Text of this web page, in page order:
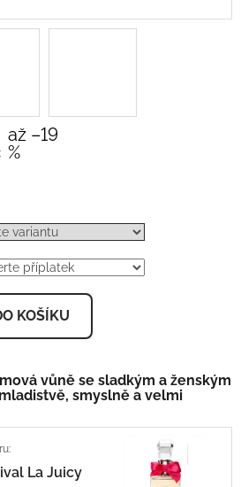
až –19
%
Měrná
cena:
KOŠÍKU
vůně se sladkým a ženským
smyslně a velmi
La Juicy